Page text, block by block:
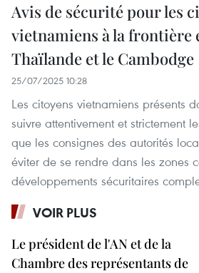
Avis de sécurité pour les
vietnamiens à la frontière
Thaïlande et le Cambodge
25/07/2025 10:28
Les citoyens vietnamiens présents
suivre attentivement et strictement
que les consignes des autorités
éviter de se rendre dans les zones
développements sécuritaires
VOIR PLUS
Le président de l'AN et de la
Chambre des représentants de